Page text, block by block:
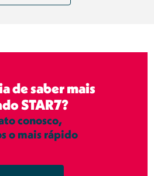
de saber mais
STAR7?
conosco,
o mais rápido